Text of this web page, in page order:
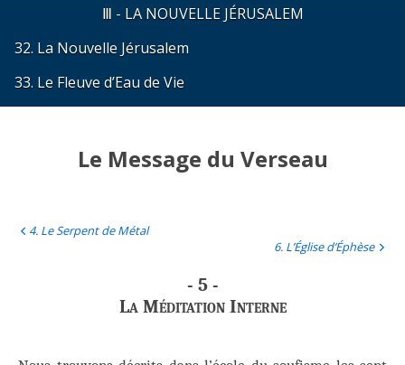
Ⅲ - LA NOUVELLE JÉRUSALEM
32. La Nouvelle Jérusalem
33. Le Fleuve d’Eau de Vie
Le Message du Verseau
4. Le Serpent de Métal
6. L’Église d’Éphèse
- 5 -
La Méditation Interne